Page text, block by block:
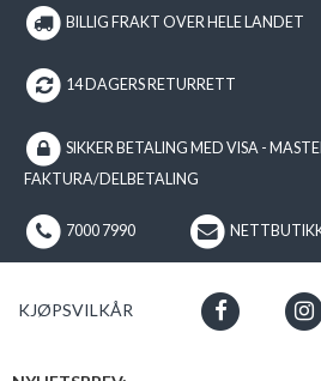
BILLIG FRAKT OVER HELE LANDET
14 DAGERS RETURRETT
SIKKER BETALING MED VISA -
FAKTURA/DELBETALING
7000 7990
KJØPSVILKÅR